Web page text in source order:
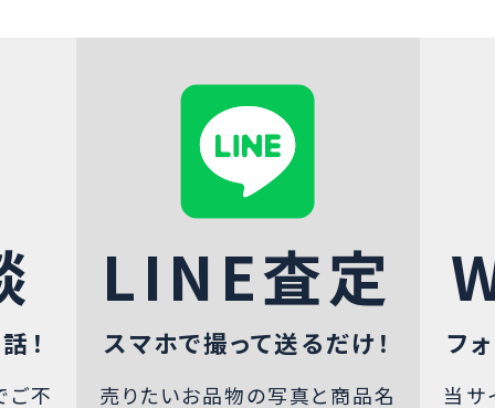
！
ご不
LINE査定
スマホで撮って送るだけ！
売りたいお品物の写真と商品名
フ
当サ